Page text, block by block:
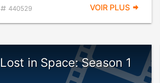
440529 VOIR PLUS
Lost in Space: Season 1